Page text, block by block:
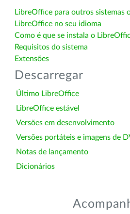
LibreOffice para outros sistemas
LibreOffice no seu idioma
Como é que se instala o
Requisitos do sistema
Extensões
Descarregar
Último LibreOffice
LibreOffice estável
Versões em desenvolvimento
Versões portáteis e imagens de
Notas de lançamento
Dicionários